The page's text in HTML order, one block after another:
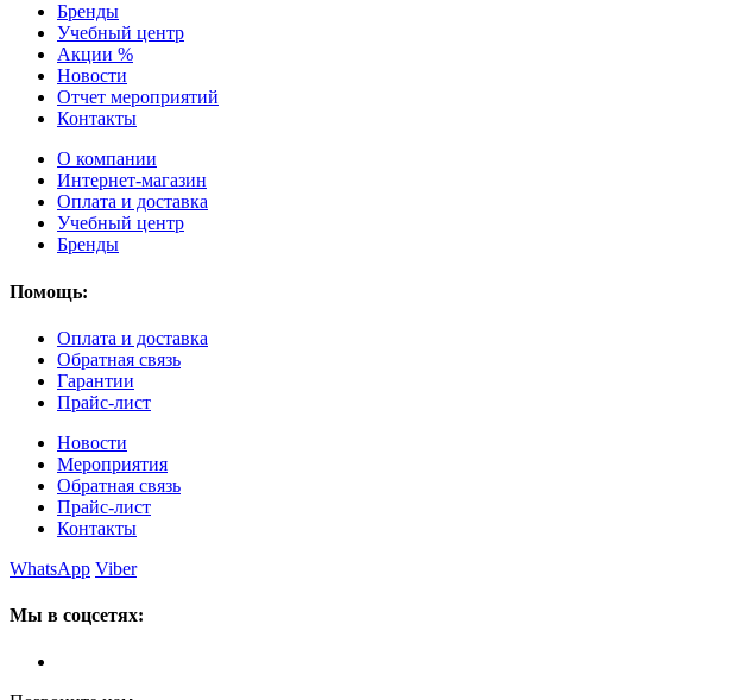
Бренды
Учебный центр
Акции %
Новости
Отчет мероприятий
Контакты
О компании
Интернет-магазин
Оплата и доставка
Учебный центр
Бренды
Помощь:
Оплата и доставка
Обратная связь
Гарантии
Прайс-лист
Новости
Мероприятия
Обратная связь
Прайс-лист
Контакты
WhatsApp Viber
Мы в соцсетях: